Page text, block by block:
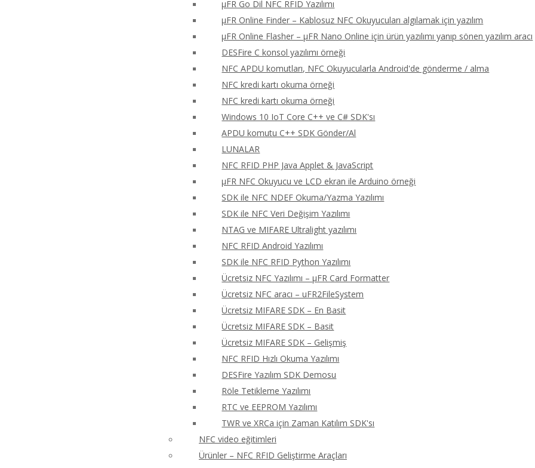
μFR Go Dil NFC RFID Yazılımı
μFR Online Finder – Kablosuz NFC Okuyucuları algılamak için yazılım
μFR Online Flasher – μFR Nano Online için ürün yazılımı yanıp sönen yazılım aracı
DESFire C konsol yazılımı örneği
NFC APDU komutları, NFC Okuyucularla Android'de gönderme / alma
NFC kredi kartı okuma örneği
NFC kredi kartı okuma örneği
Windows 10 IoT Core C++ ve C# SDK'sı
APDU komutu C++ SDK Gönder/Al
LUNALAR
NFC RFID PHP Java Applet & JavaScript
μFR NFC Okuyucu ve LCD ekran ile Arduino örneği
SDK ile NFC NDEF Okuma/Yazma Yazılımı
SDK ile NFC Veri Değişim Yazılımı
NTAG ve MIFARE Ultralight yazılımı
NFC RFID Android Yazılımı
SDK ile NFC RFID Python Yazılımı
Ücretsiz NFC Yazılımı – μFR Card Formatter
Ücretsiz NFC aracı – uFR2FileSystem
Ücretsiz MIFARE SDK – En Basit
Ücretsiz MIFARE SDK – Basit
Ücretsiz MIFARE SDK – Gelişmiş
NFC RFID Hızlı Okuma Yazılımı
DESFire Yazılım SDK Demosu
Röle Tetikleme Yazılımı
RTC ve EEPROM Yazılımı
TWR ve XRCa için Zaman Katılım SDK'sı
NFC video eğitimleri
Ürünler – NFC RFID Geliştirme Araçları